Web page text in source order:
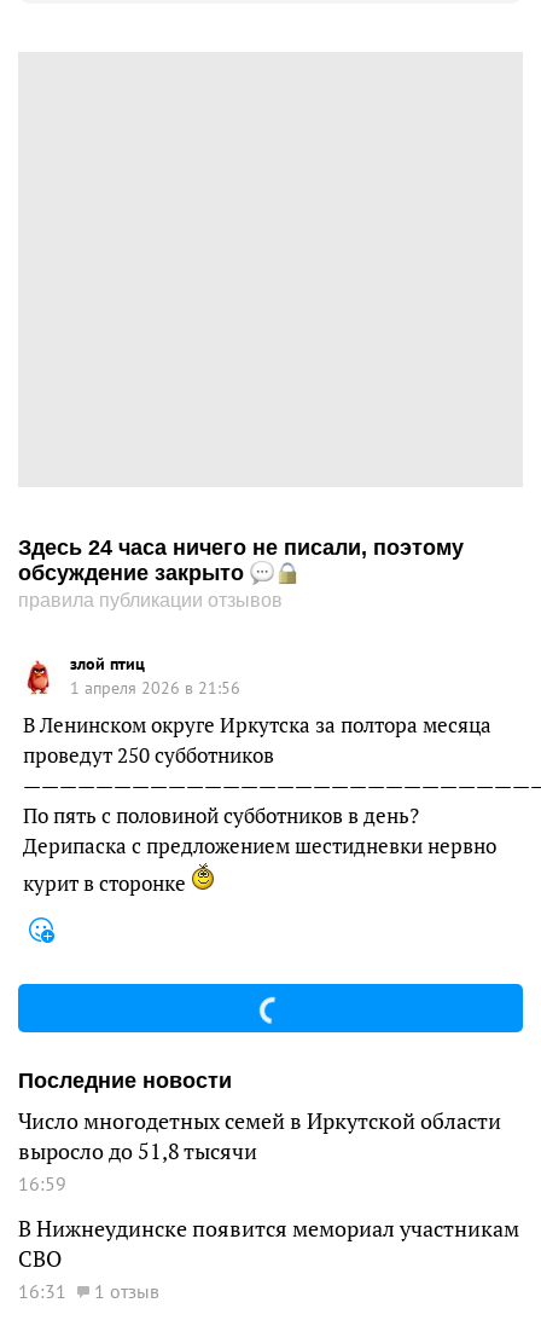
Здесь 24 часа ничего не писали, поэтому
обсуждение закрыто
правила публикации отзывов
злой птиц
1 апреля 2026 в 21:56
В Ленинском округе Иркутска за полтора месяца
проведут 250 субботников
По пять с половиной субботников в день?
Дерипаска с предложением шестидневки нервно
курит в сторонке
Последние новости
Число многодетных семей в Иркутской области
выросло до 51,8 тысячи
16:59
В Нижнеудинске появится мемориал участникам
СВО
16:31 1 отзыв